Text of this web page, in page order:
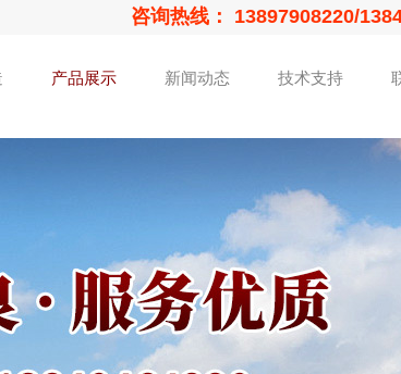
咨询热线： 13897908220/
产品展示 新闻动态 技术支持